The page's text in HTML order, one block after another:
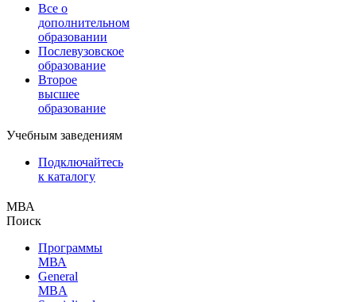
Все о
дополнительном
образовании
Послевузовское
образование
Второе
высшее
образование
Учебным заведениям
Подключайтесь
к каталогу
МВА
Поиск
Программы
МВА
General
MBA